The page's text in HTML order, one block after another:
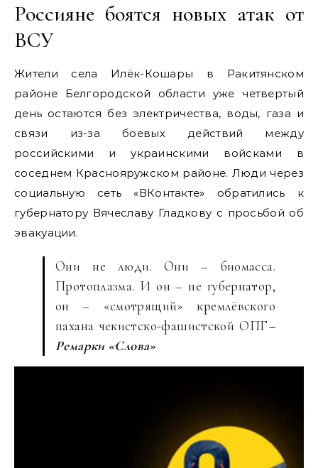
Россияне боятся новых атак от
ВСУ
Жители села Илёк-Кошары в Ракитянском
районе Белгородской области уже четвертый
день остаются без электричества, воды, газа и
связи из-за боевых действий между
российскими и украинскими войсками в
соседнем Краснояружском районе. Люди через
социальную сеть «ВКонтакте» обратились к
губернатору Вячеславу Гладкову с просьбой об
эвакуации.
Они не люди. Они – биомасса.
Протоплазма. И он – не губернатор,
он – «смотрящий» кремлёвского
пахана чекистско-фашистской ОПГ–
Ремарки «Слова»